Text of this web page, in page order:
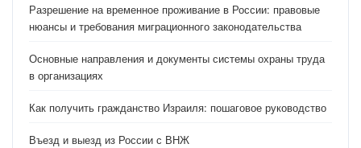
Разрешение на временное проживание в России: правовые
нюансы и требования миграционного законодательства
Основные направления и документы системы охраны труда
в организациях
Как получить гражданство Израиля: пошаговое руководство
Въезд и выезд из России с ВНЖ